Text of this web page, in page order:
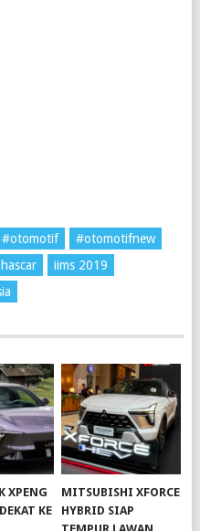
#otomotif
#otomotifnew
hascar
iims 2019
XPENG
KE
MITSUBISHI XFORCE
HYBRID SIAP